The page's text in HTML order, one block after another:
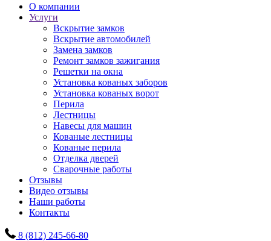
О компании
Услуги
Вскрытие замков
Вскрытие автомобилей
Замена замков
Ремонт замков зажигания
Решетки на окна
Установка кованых заборов
Установка кованых ворот
Перила
Лестницы
Навесы для машин
Кованые лестницы
Кованые перила
Отделка дверей
Сварочные работы
Отзывы
Видео отзывы
Наши работы
Контакты
8 (812) 245-66-80